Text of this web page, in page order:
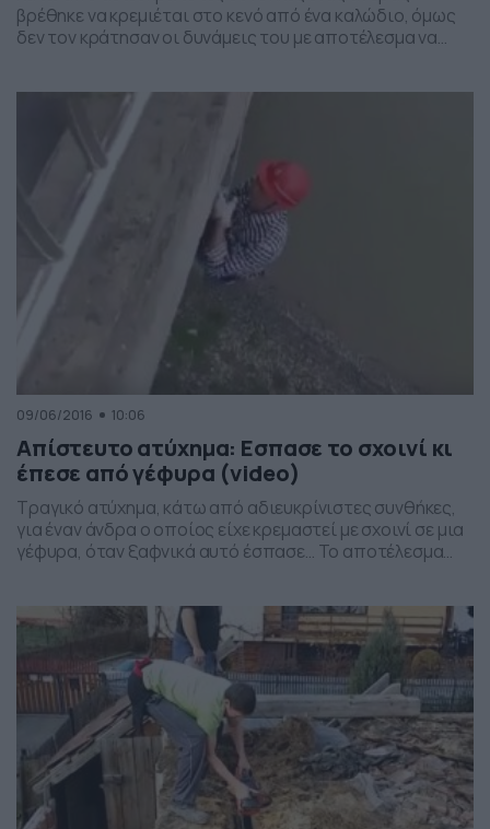
βρέθηκε να κρεμιέται στο κενό από ένα καλώδιο, όμως
δεν τον κράτησαν οι δυνάμεις του με αποτέλεσμα να
χωρίς ο άνδρας αυτός να δεχτεί την παραμικρή
βοήθεια. Δεν είναι γνωστή η τύχη […]
09/06/2016 10:06
Απίστευτο ατύχημα: Εσπασε το σχοινί κι
έπεσε από γέφυρα (video)
Τραγικό ατύχημα, κάτω από αδιευκρίνιστες συνθήκες,
για έναν άνδρα ο οποίος είχε κρεμαστεί με σχοινί σε μια
γέφυρα, όταν ξαφνικά αυτό έσπασε… Το αποτέλεσμα
συγκλονιστικές, δεν υπάρχουν ενδείξεις για το τι τελικά
απέγινε ο άτυχος άνδρας.